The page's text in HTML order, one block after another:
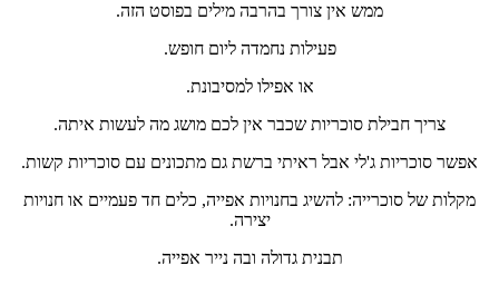
ממש אין צורך בהרבה מילים בפוסט הזה.
פעילות נחמדה ליום חופש.
או אפילו למסיבונת.
צריך חבילת סוכריות שכבר אין לכם מושג מה לעשות איתה.
אפשר סוכריות ג'לי אבל ראיתי ברשת גם מתכונים עם סוכריות קשות.
מקלות של סוכרייה: להשיג בחנויות אפייה, כלים חד פעמיים או חנויות
יצירה.
תבנית גדולה ובה נייר אפייה.